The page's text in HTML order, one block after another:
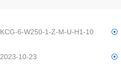
KCG-6-W250-1-Z-M-U-H1-10
2023-10-23